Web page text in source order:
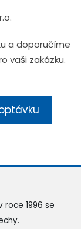
a doporučíme
vaši zakázku.
roce 1996 se